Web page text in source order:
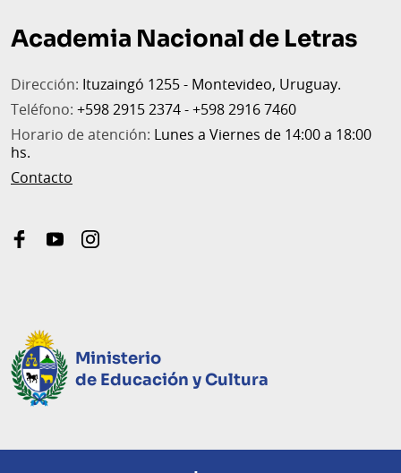
de
página
Academia Nacional de Letras
Dirección: Ituzaingó 1255 - Montevideo, Uruguay.
Teléfono: +598 2915 2374 - +598 2916 7460
Horario de atención: Lunes a Viernes de 14:00 a 18:00
hs.
Contacto
facebookyoutubeinstagram
Ministerio
de Educación y Cultura